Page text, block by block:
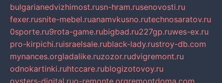
bulgarianedvizhimost.rusn-hram.rusenovosti.ru
fexer.rusnite-mebel.ruanamvkusno.rutechnosaratov.ru
0sporte.ru9rota-game.rubigbad.ru227gp.ruwes-ex.ru
pro-kirpichi.ruisraelsale.rublack-lady.rustroy-db.com
mynances.orgladalike.ruzozor.rudvigremont.ru
odnokartinki.ruhtccare.rublogizotovoy.ru
oysters-digital.ruo-remonte.orgremontdoma.com